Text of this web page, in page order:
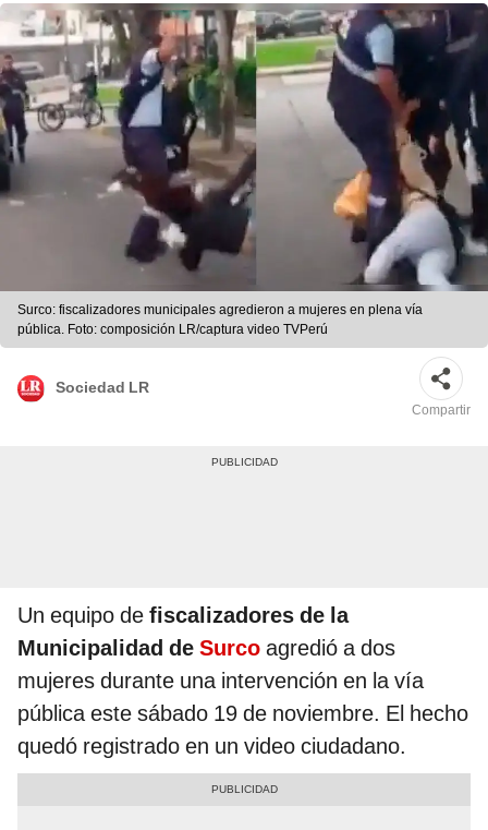
Surco: fiscalizadores municipales agredieron a mujeres en plena vía
pública. Foto: composición LR/captura video TVPerú
Sociedad LR
Compartir
Un equipo de fiscalizadores de la
Municipalidad de Surco agredió a dos
mujeres durante una intervención en la vía
pública este sábado 19 de noviembre. El hecho
quedó registrado en un video ciudadano.